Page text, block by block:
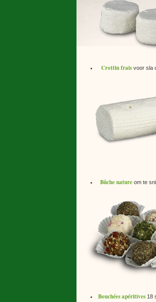
Crottin frais voor sla
Bûche nature om te
Bouchées apéritives 18